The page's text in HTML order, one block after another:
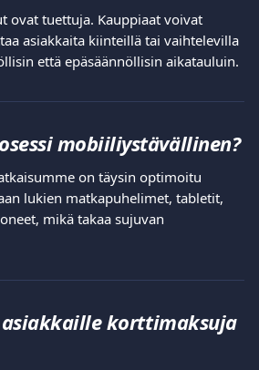
ovat tuettuja. Kauppiaat voivat
asiakkaita kiinteillä tai vaihtelevilla
että epäsäännöllisin aikatauluin.
mobiiliystävällinen?
on täysin optimoitu
lukien matkapuhelimet, tabletit,
mikä takaa sujuvan
korttimaksuja